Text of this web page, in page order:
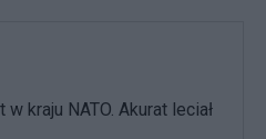
kraju NATO. Akurat leciał